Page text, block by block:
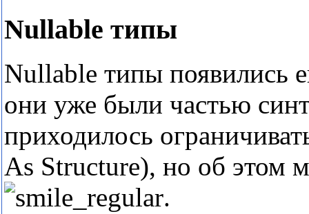
Nullable типы
Nullable типы появились
они уже были частью
приходилось
As Structure), но об этом
.